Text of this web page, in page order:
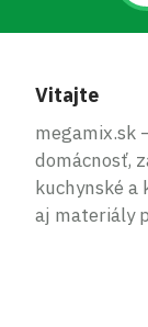
Vitajte
megamix.sk
domácnosť,
kuchynské a
aj materiály